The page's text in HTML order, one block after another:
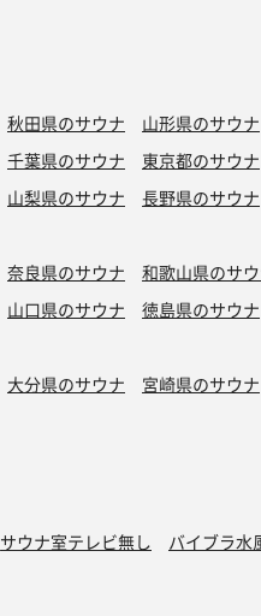
秋田県のサウナ 山形県のサウナ
千葉県のサウナ 東京都のサウナ
山梨県のサウナ 長野県のサウナ
奈良県のサウナ 和歌山県のサ
山口県のサウナ 徳島県のサウナ
大分県のサウナ 宮崎県のサウナ
サウナ室テレビ無し バイブラ水